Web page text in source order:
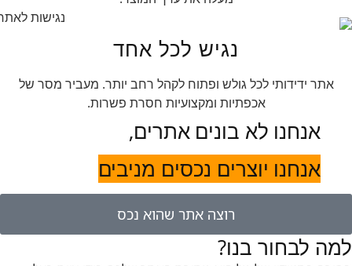
נגיש לכל אחד
אתר ידידותי לכל גולש ופתוח לקהל רחב יותר. מעביר מסר של
אכפתיות ומקצועיות חסרת פשרות.
אנחנו לא בונים אתרים,
אנחנו יוצרים נכסים מניבים
רוצה אתר שהוא נכס
למה לבחור בנו?